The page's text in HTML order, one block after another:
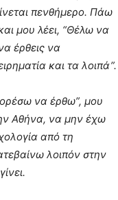
πενθήμερο. Πάω
μου λέει, “Θέλω να
έρθεις να
και τα λοιπά”.
να έρθω”, μου
Αθήνα, να μην έχω
από τη
λοιπόν στην